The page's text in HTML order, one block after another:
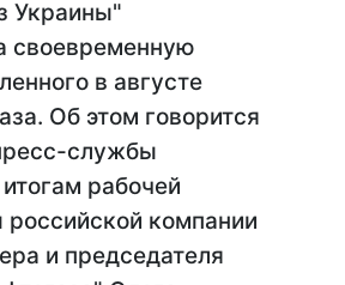
Украины"
своевременную
в августе
Об этом говорится
службы
рабочей
российской компании
и председателя